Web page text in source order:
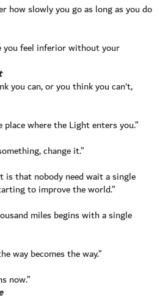
how slowly you go as long as you do
you feel inferior without your
you can, or you think you can’t,
place where the Light enters you.”
change it.”
is that nobody need wait a single
to improve the world.”
miles begins with a single
way becomes the way.”
now.”